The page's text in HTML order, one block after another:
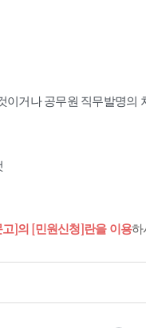
거나 공무원 직무발명의
]의 [민원신청]란을 이용하